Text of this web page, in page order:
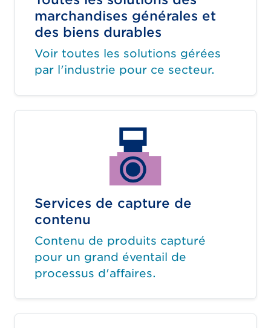
marchandises générales et
des biens durables
Voir toutes les solutions gérées
par l'industrie pour ce secteur.
Services de capture de
contenu
Contenu de produits capturé
pour un grand éventail de
processus d'affaires.